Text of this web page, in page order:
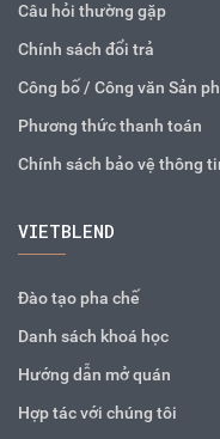
Câu hỏi thường gặp
Chính sách đổi trả
Công bố / Công văn Sản
Phương thức thanh toán
Chính sách bảo vệ thông
VIETBLEND
Đào tạo pha chế
Danh sách khoá học
Hướng dẫn mở quán
Hợp tác với chúng tôi